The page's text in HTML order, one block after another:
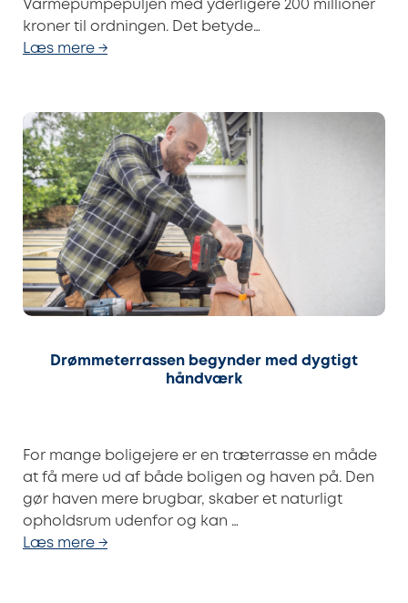
Varmepumpepuljen med yderligere 200 millioner
kroner til ordningen. Det betyde…
Læs mere →
Drømmeterrassen begynder med dygtigt
håndværk
For mange boligejere er en træterrasse en måde
at få mere ud af både boligen og haven på. Den
gør haven mere brugbar, skaber et naturligt
opholdsrum udenfor og kan …
Læs mere →